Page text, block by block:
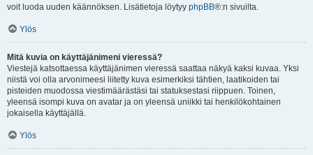
voit luoda uuden käännöksen. Lisätietoja löytyy phpBB®:n sivuilta.
Ylös
Mitä kuvia on käyttäjänimeni vieressä?
Viestejä katsottaessa käyttäjänimen vieressä saattaa näkyä kaksi kuvaa. Yksi
niistä voi olla arvonimeesi liitetty kuva esimerkiksi tähtien, laatikoiden tai
pisteiden muodossa viestimäärästäsi tai statuksestasi riippuen. Toinen,
yleensä isompi kuva on avatar ja on yleensä uniikki tai henkilökohtainen
jokaisella käyttäjällä.
Ylös